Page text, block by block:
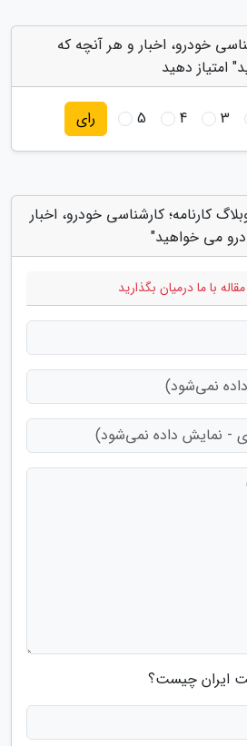
خودرو، اخبار و هر آنچه که
امتیاز دهید
3
4
5 رای
کارنامه؛ کارشناسی خودرو، اخبار
می خواهید"
با ما درمیان بگذارید
ایران چیست؟